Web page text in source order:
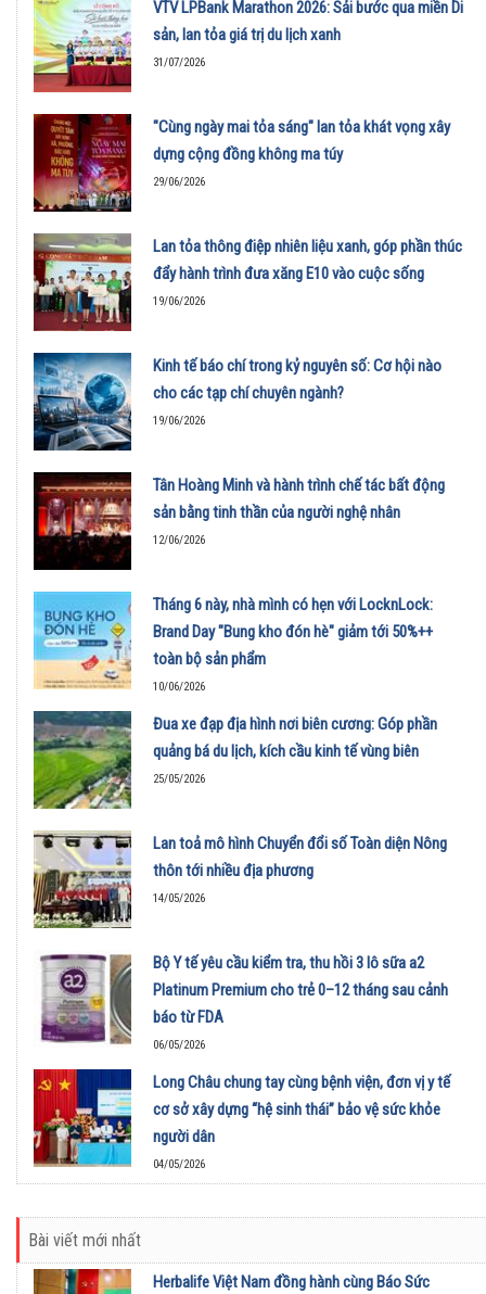
VTV LPBank Marathon 2026: Sải bước qua miền Di
sản, lan tỏa giá trị du lịch xanh
31/07/2026
"Cùng ngày mai tỏa sáng" lan tỏa khát vọng xây
dựng cộng đồng không ma túy
29/06/2026
Lan tỏa thông điệp nhiên liệu xanh, góp phần thúc
đẩy hành trình đưa xăng E10 vào cuộc sống
19/06/2026
Kinh tế báo chí trong kỷ nguyên số: Cơ hội nào
cho các tạp chí chuyên ngành?
19/06/2026
Tân Hoàng Minh và hành trình chế tác bất động
sản bằng tinh thần của người nghệ nhân
12/06/2026
Tháng 6 này, nhà mình có hẹn với LocknLock:
Brand Day "Bung kho đón hè" giảm tới 50%++
toàn bộ sản phẩm
10/06/2026
Đua xe đạp địa hình nơi biên cương: Góp phần
quảng bá du lịch, kích cầu kinh tế vùng biên
25/05/2026
Lan toả mô hình Chuyển đổi số Toàn diện Nông
thôn tới nhiều địa phương
14/05/2026
Bộ Y tế yêu cầu kiểm tra, thu hồi 3 lô sữa a2
Platinum Premium cho trẻ 0–12 tháng sau cảnh
báo từ FDA
06/05/2026
Long Châu chung tay cùng bệnh viện, đơn vị y tế
cơ sở xây dựng “hệ sinh thái” bảo vệ sức khỏe
người dân
04/05/2026
Bài viết mới nhất
Herbalife Việt Nam đồng hành cùng Báo Sức